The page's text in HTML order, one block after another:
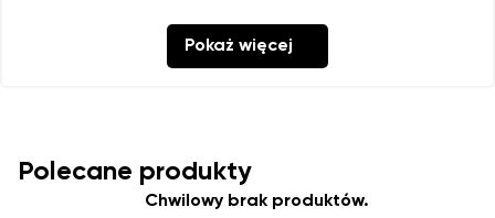
Pokaż więcej
Polecane produkty
Chwilowy brak produktów.